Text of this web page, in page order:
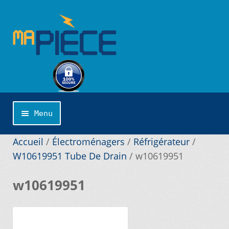
à
navigation
au
Menu
Accueil
Accueil / Électroménagers / Réfrigérateur/
W10619951 Tube De Drain / w10619951
w10619951